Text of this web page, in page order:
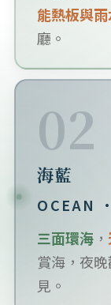
能熱板與
廳。
02
海藍
OCEAN
三面環海 ，
賞海，夜
見。